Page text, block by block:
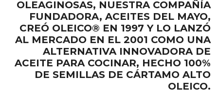
OLEAGINOSAS, NUESTRA COMPAÑÍA
FUNDADORA, ACEITES DEL MAYO,
CREÓ OLEICO® EN 1997 Y LO LANZÓ
AL MERCADO EN EL 2001 COMO UNA
ALTERNATIVA INNOVADORA DE
ACEITE PARA COCINAR, HECHO 100%
DE SEMILLAS DE CÁRTAMO ALTO
OLEICO.